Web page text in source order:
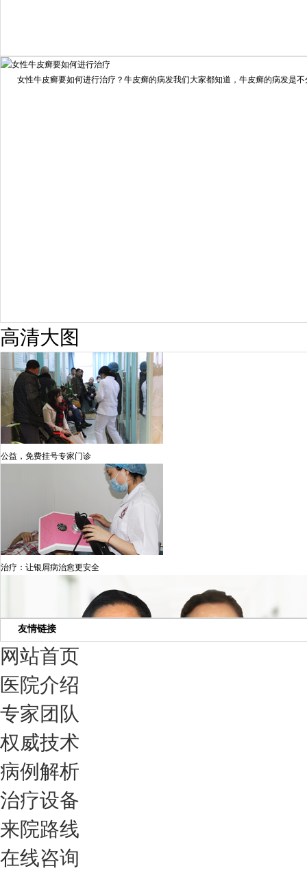
我要咨询 我要预约
女性牛皮癣要如何进行治疗？牛皮癣的病发我们大家都知道，牛皮癣的病发是不
高清大图
公益，免费挂号专家门诊
治疗：让银屑病治愈更安全
我们只治银屑病，我们在成都坐诊
友情链接
网站首页
医院介绍
专家团队
权威技术
病例解析
治疗设备
来院路线
在线咨询